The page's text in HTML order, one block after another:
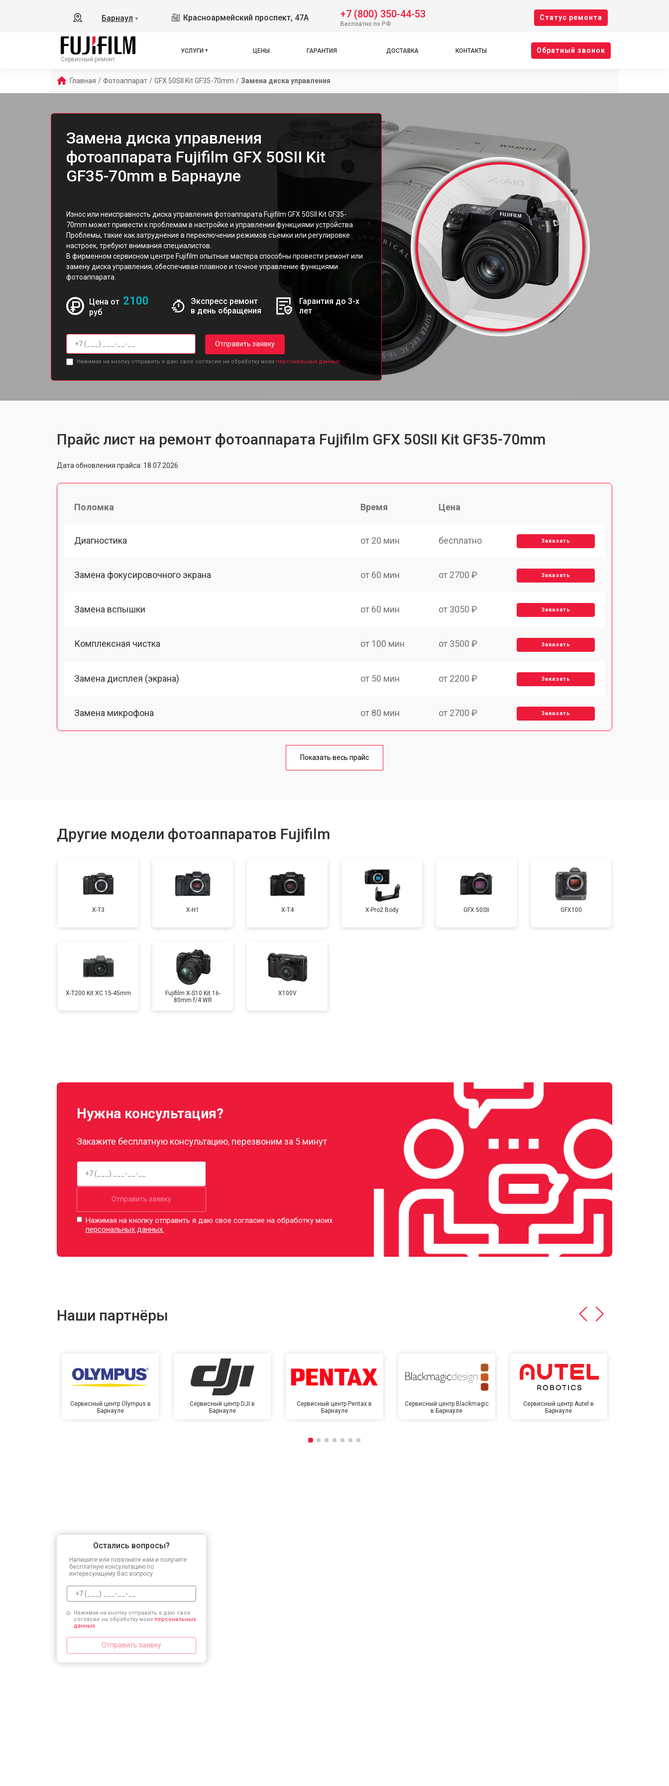
Барнаул ▼ Красноармейский проспект, 47А +7 (800) 350-44-53
Бесплатно по РФ
Cтатус ремонта
Сервисный ремонт
УСЛУГИ ЦЕНЫ ГАРАНТИЯ ДОСТАВКА КОНТАКТЫ Oбратный звонок
Главная / Фотоаппарат / GFX 50SII Kit GF35-70mm / Замена диска управления
Замена диска управления
фотоаппарата Fujifilm GFX 50SII Kit
GF35-70mm в Барнауле
Износ или неисправность диска управления фотоаппарата Fujifilm GFX 50SII Kit GF35-
70mm может привести к проблемам в настройке и управлении функциями устройства.
Проблемы, такие как затруднение в переключении режимов съемки или регулировке
настроек, требуют внимания специалистов.
В фирменном сервисном центре Fujifilm опытные мастера способны провести ремонт или
замену диска управления, обеспечивая плавное и точное управление функциями
фотоаппарата.
Цена от 2100
руб
Экспресс ремонт
в день обращения
Гарантия до 3-х
лет
Отправить заявку
Нажимая на кнопку отправить я даю свое согласие на обработку моих персональных данных.
Прайс лист на ремонт фотоаппарата Fujifilm GFX 50SII Kit GF35-70mm
Дата обновления прайса: 18.07.2026
Поломка Время Цена
Диагностика от 20 мин бесплатно Заказать
Замена фокусировочного экрана от 60 мин от 2700 ₽ Заказать
Замена вспышки от 60 мин от 3050 ₽ Заказать
Комплексная чистка от 100 мин от 3500 ₽ Заказать
Замена дисплея (экрана) от 50 мин от 2200 ₽ Заказать
Замена микрофона от 80 мин от 2700 ₽ Заказать
от 50 мин
Замена CCD/CMOS матрицы от 70 мин от 4300 ₽ Заказать
Чистка матрицы
Показать весь прайс
Другие модели фотоаппаратов Fujifilm
X-T3 X-H1 X-T4 X-Pro2 Body GFX 50SII GFX100
X-T200 Kit XC 15-45mm
Fujifilm X-S10 Kit 16-
80mm f/4 WR
X100V
Нужна консультация?
Закажите бесплатную консультацию, перезвоним за 5 минут
Отправить заявку
Нажимая на кнопку отправить я даю свое согласие на обработку моих
персональных данных.
Наши партнёры
Сервисный центр Olympus в
Барнауле
Сервисный центр DJI в
Барнауле
Сервисный центр Pentax в
Барнауле
Сервисный центр Blackmagic
в Барнауле
Сервисный центр Autel в
Барнауле
Остались вопросы?
Напишите или позвоните нам и получите
бесплатную консультацию по
интересующему Вас вопросу.
Нажимая на кнопку отправить я даю свое
согласие на обработку моих персональных
данных.
Отправить заявку